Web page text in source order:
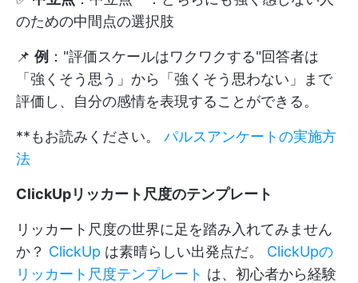
のための中間点の選択肢
📌 例 ："評価スケールはワクワクする"回答者は
「強くそう思う」から「強くそう思わない」まで
評価し、自分の感情を表現することができる。
**もお読みください。 パルスアンケートの実施方
法
ClickUpリッカート尺度のテンプレート
リッカート尺度の世界に足を踏み入れてみません
か？ ClickUp は素晴らしい出発点だ。 ClickUpの
リッカート尺度テンプレート は、初心者から経験